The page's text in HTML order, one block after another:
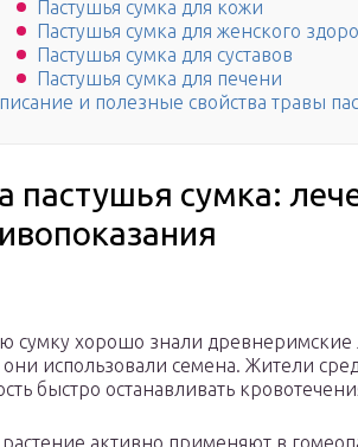
Пастушья сумка для кожи
Пастушья сумка для женского
Пастушья сумка для суставов
Пастушья сумка для печени
и полезные свойства травы
пастушья сумка:
сумку хорошо знали
они использовали семена. Жители
быстро останавливать
растение активно применяют в